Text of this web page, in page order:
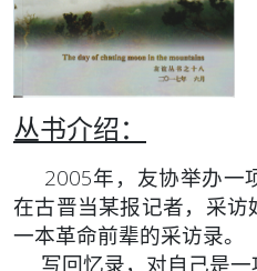
丛书介绍：
2005年，友协举办一
在古晋当某报记者，采
一本革命前辈的采访录。
写回忆录，对自己是一